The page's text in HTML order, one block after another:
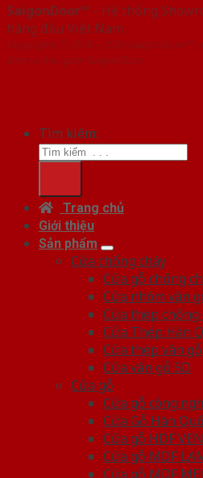
SaigonDoor™ - Hệ thống
hàng đầu Việt Nam
Copyright ⓒ 2016 – 2026 SaigonDoor™
Đơn vị chủ quản SaigonDoor
Tìm kiếm:
Trang chủ
Giới thiệu
Sản phẩm
Cửa chống cháy
Cửa gỗ chống
Cửa nhôm vân
Cửa thép chống
Cửa Thép Hàn
Cửa thép vân gỗ
Cửa vân gỗ 5D
Cửa gỗ
Cửa gỗ công
Cửa Gỗ Hàn
Cửa gỗ HDF
Cửa gỗ MDF
Cửa gỗ MDF